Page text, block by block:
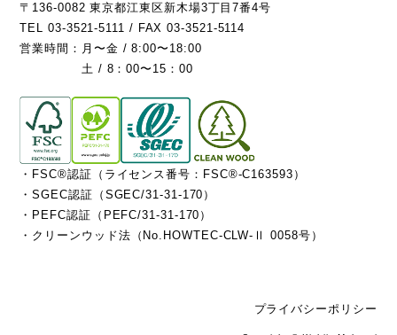
〒136-0082 東京都江東区新木場3丁目7番4号
TEL 03-3521-5111 / FAX 03-3521-5114
営業時間： 月〜金 / 8:00〜18:00
土 / 8：00〜15：00
・FSC®認証（ライセンス番号：FSC®-C163593）
・SGEC認証（SGEC/31-31-170）
・PEFC認証（PEFC/31-31-170）
・クリーンウッド法（No.HOWTEC-CLW-Ⅱ 0058号）
プライバシーポリシー